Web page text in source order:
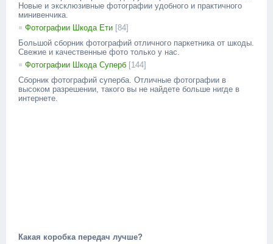
Новые и эксклюзивные фотографии удобного и практичного
минивенчика.
Фотографии Шкода Ети [84]
Большой сборник фотографий отличного паркетника от шкоды.
Свежие и качественные фото только у нас.
Фотографии Шкода Суперб [144]
Сборник фотографий суперба. Отличные фотографии в
высоком разрешении, такого вы не найдете больше нигде в
интернете.
Какая коробка передач лучше?